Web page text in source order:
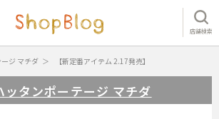
店舗検索
ジ マチダ 【新定番アイテム 2.17発売】
ッタンポーテージ マチダ